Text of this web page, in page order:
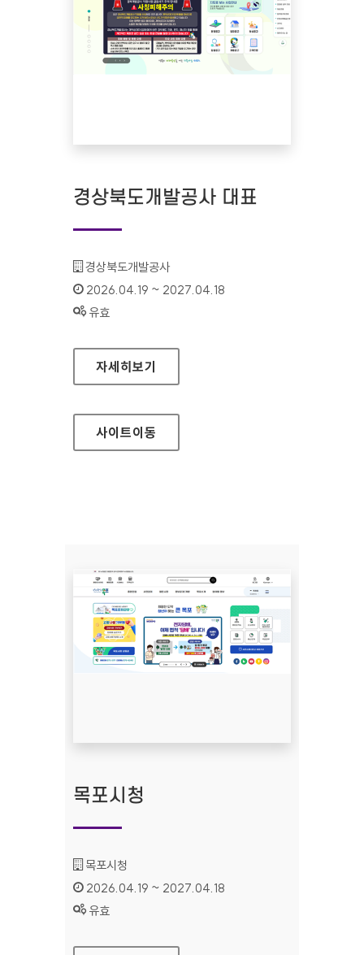
경상북도개발공사 대표
기관명 :
경상북도개발공사
인증기간 :
2026.04.19 ~ 2027.04.18
상태 :
유효
경상북도개발공사 대표
자세히보기
사이트이동
목포시청
기관명 :
목포시청
인증기간 :
2026.04.19 ~ 2027.04.18
상태 :
유효